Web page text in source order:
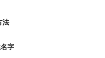
法
字